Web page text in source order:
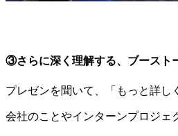
③さらに深く理解する、ブースト
プレゼンを聞いて、「もっと詳し
会社のことやインターンプロジェ